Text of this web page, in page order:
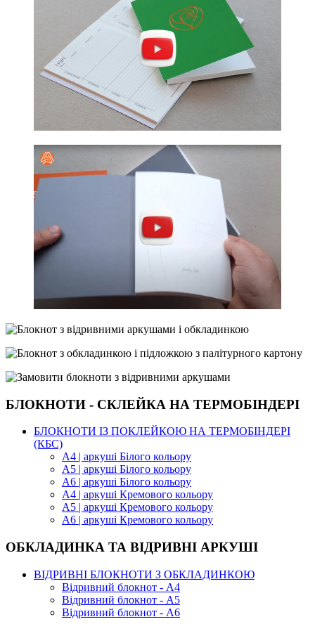
БЛОКНОТИ - СКЛЕЙКА НА ТЕРМОБІНДЕРІ
БЛОКНОТИ ІЗ ПОКЛЕЙКОЮ НА ТЕРМОБІНДЕРІ
(КБС)
А4 | аркуші Білого кольору
А5 | аркуші Білого кольору
А6 | аркуші Білого кольору
А4 | аркуші Кремового кольору
А5 | аркуші Кремового кольору
А6 | аркуші Кремового кольору
ОБКЛАДИНКА ТА ВІДРИВНІ АРКУШІ
ВІДРИВНІ БЛОКНОТИ З ОБКЛАДИНКОЮ
Відривний блокнот - А4
Відривний блокнот - А5
Відривний блокнот - А6